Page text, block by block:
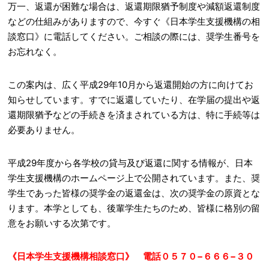
万一、返還が困難な場合は、返還期限猶予制度や減額返還制度
などの仕組みがありますので、今すぐ《日本学生支援機構の相
談窓口》に電話してください。ご相談の際には、奨学生番号を
お忘れなく。
この案内は、広く平成29年10月から返還開始の方に向けてお
知らせしています。すでに返還していたり、在学届の提出や返
還期限猶予などの手続きを済まされている方は、特に手続等は
必要ありません。
平成29年度から各学校の貸与及び返還に関する情報が、日本
学生支援機構のホームページ上で公開されています。また、奨
学生であった皆様の奨学金の返還金は、次の奨学金の原資とな
ります。本学としても、後輩学生たちのため、皆様に格別の留
意をお願いする次第です。
《日本学生支援機構相談窓口》 電話０５７０−６６６−３０